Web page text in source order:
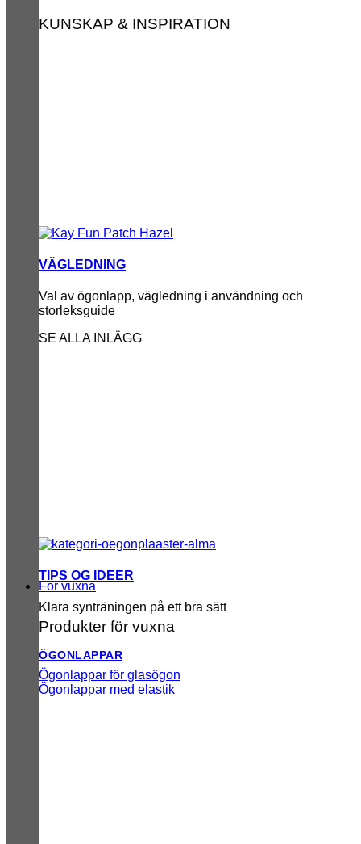
KUNSKAP & INSPIRATION
VÄGLEDNING
Val av ögonlapp, vägledning i användning och
storleksguide
SE ALLA INLÄGG
TIPS OG IDEER
Klara synträningen på ett bra sätt
För vuxna
Produkter för vuxna
ÖGONLAPPAR
Ögonlappar för glasögon
Ögonlappar med elastik